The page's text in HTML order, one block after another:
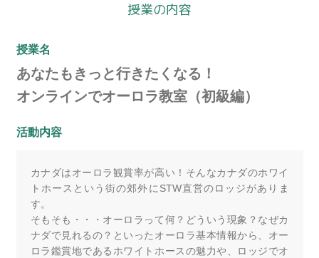
授業の内容
授業名
あなたもきっと行きたくなる！
オンラインでオーロラ教室（初級編）
活動内容
カナダはオーロラ観賞率が高い！そんなカナダのホワイ
トホースという街の郊外にSTW直営のロッジがありま
す。
そもそも・・・オーロラって何？どういう現象？なぜカ
ナダで見れるの？といったオーロラ基本情報から、オー
ロラ鑑賞地であるホワイトホースの魅力や、ロッジでオ